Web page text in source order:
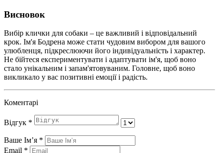
Висновок
Вибір клички для собаки – це важливий і відповідальний
крок. Ім'я Бодрена може стати чудовим вибором для вашого
улюбленця, підкреслюючи його індивідуальність і характер.
Не бійтеся експериментувати і адаптувати ім'я, щоб воно
стало унікальним і запам'ятовуваним. Головне, щоб воно
викликало у вас позитивні емоції і радість.
Коментарі
Відгук *
Ваше Імʼя *
Email *